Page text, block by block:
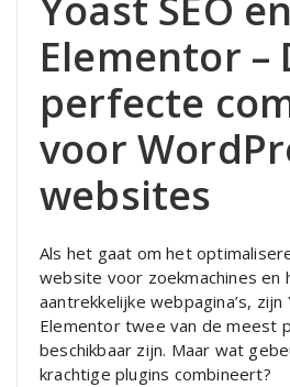
Elementor –
perfecte
voor
websites
Als het gaat om het
website voor zoekmachines en
aantrekkelijke webpagina’s, zijn
Elementor twee van de meest
beschikbaar zijn. Maar wat
krachtige plugins combineert?